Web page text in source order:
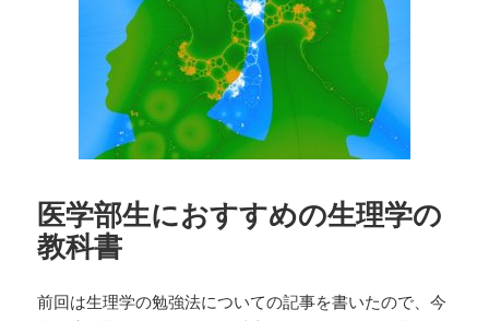
医学部生におすすめの生理学の
教科書
前回は生理学の勉強法についての記事を書いたので、今